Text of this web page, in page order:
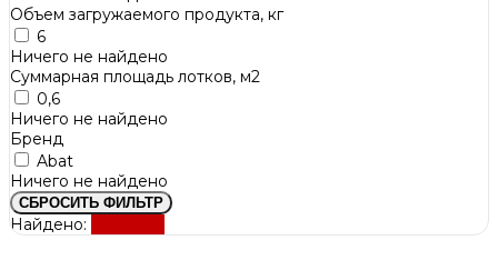
Объем загружаемого продукта, кг
6
Ничего не найдено
Суммарная площадь лотков, м2
0,6
Ничего не найдено
Бренд
Abat
Ничего не найдено
СБРОСИТЬ ФИЛЬТР
Найдено: